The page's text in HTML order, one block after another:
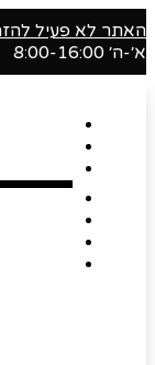
האתר לא פעיל
א׳-ה׳ 8:00-16:00 ו׳ 8:00-15:00 שבת סגור